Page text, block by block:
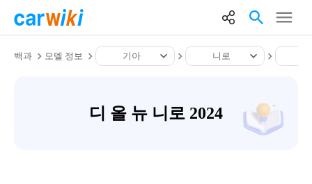
백과 모델 정보 기아 니로
디 올 뉴 니로 2024